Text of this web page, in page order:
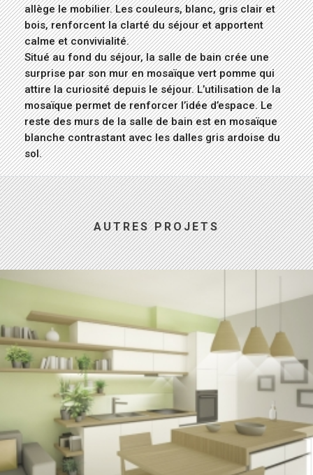
allège le mobilier. Les couleurs, blanc, gris clair et
bois, renforcent la clarté du séjour et apportent
calme et convivialité.
Situé au fond du séjour, la salle de bain crée une
surprise par son mur en mosaïque vert pomme qui
attire la curiosité depuis le séjour. L’utilisation de la
mosaïque permet de renforcer l’idée d’espace. Le
reste des murs de la salle de bain est en mosaïque
blanche contrastant avec les dalles gris ardoise du
sol.
AUTRES PROJETS